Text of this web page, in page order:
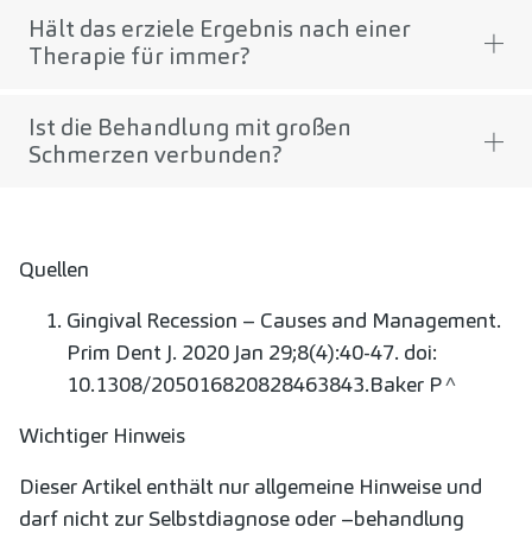
Hält das erziele Ergebnis nach einer
Therapie für immer?
Ist die Behandlung mit großen
Schmerzen verbunden?
Quellen
Gingival Recession – Causes and Management.
Prim Dent J. 2020 Jan 29;8(4):40-47. doi:
10.1308/205016820828463843.Baker P^
Wichtiger Hinweis
Dieser Artikel enthält nur allgemeine Hinweise und
darf nicht zur Selbstdiagnose oder –behandlung